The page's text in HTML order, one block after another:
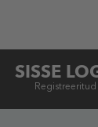
SISSE